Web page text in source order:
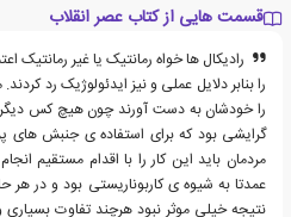
قسمت هایی از کتاب عصر انقلاب
رادیکال ها خواه رمانتیک یا غیر رمانتیک
را بنابر دلایل عملی و نیز ایدئولوژیک رد
را خودشان به دست آورند چون هیچ کس
گرایشی بود که برای استفاده ی جنبش های
مردمان باید این کار را با اقدام مستقیم
عمدتا به شیوه ی کاربوناریستی بود و در هر
نتیجه خیلی موثر نبود هرچند تفاوت